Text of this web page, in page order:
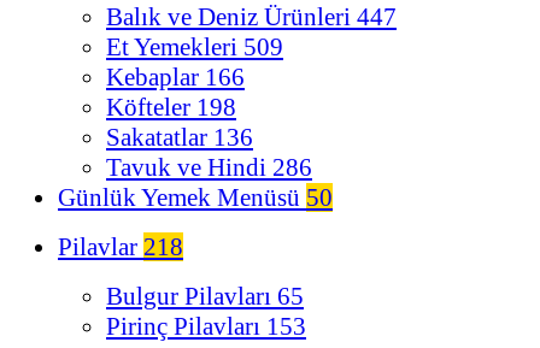
Balık ve Deniz Ürünleri 447
Et Yemekleri 509
Kebaplar 166
Köfteler 198
Sakatatlar 136
Tavuk ve Hindi 286
Günlük Yemek Menüsü 50
Pilavlar 218
Bulgur Pilavları 65
Pirinç Pilavları 153